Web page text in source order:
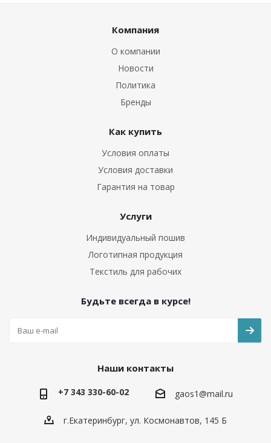
Компания
О компании
Новости
Политика
Бренды
Как купить
Условия оплаты
Условия доставки
Гарантия на товар
Услуги
Индивидуальный пошив
Логотипная продукция
Текстиль для рабочих
Будьте всегда в курсе!
Наши контакты
+7 343 330-60-02 gaos1@mail.ru
г.Екатеринбург, ул. Космонавтов, 145 Б